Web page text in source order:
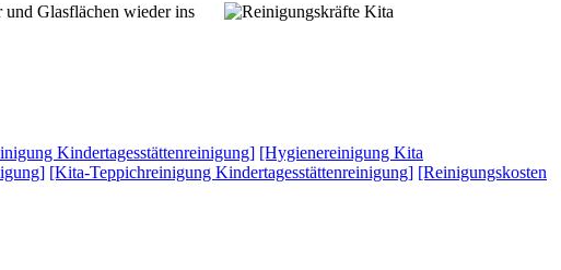
Glasflächen wieder ins
Kindertagesstättenreinigung] [Hygienereinigung Kita
[Kita-Teppichreinigung Kindertagesstättenreinigung] [Reinigungskosten